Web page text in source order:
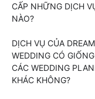
CẤP NHỮNG DỊCH
NÀO?
DỊCH VỤ CỦA DREAM
WEDDING CÓ
CÁC WEDDING
KHÁC KHÔNG?